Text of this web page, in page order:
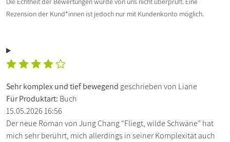
Rezension der Kund*innen ist jedoch nur mit Kundenkonto möglich.
Sehr komplex und tief bewegend geschrieben von Liane
Für Produktart: Buch
15.05.2026 16:56
Der neue Roman von Jung Chang “Fliegt, wilde Schwäne” hat
mich sehr berührt, mich allerdings in seiner Komplexität auch